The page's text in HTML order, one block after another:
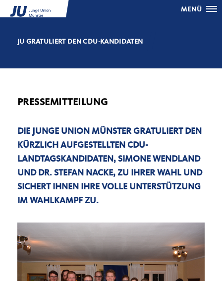
MENÜ
JU GRATULIERT DEN CDU-KANDIDATEN
PRESSEMITTEILUNG
DIE JUNGE UNION MÜNSTER GRATULIERT DEN
KÜRZLICH AUFGESTELLTEN CDU-
LANDTAGSKANDIDATEN, SIMONE WENDLAND
UND DR. STEFAN NACKE, ZU IHRER WAHL UND
SICHERT IHNEN IHRE VOLLE UNTERSTÜTZUNG
IM WAHLKAMPF ZU.